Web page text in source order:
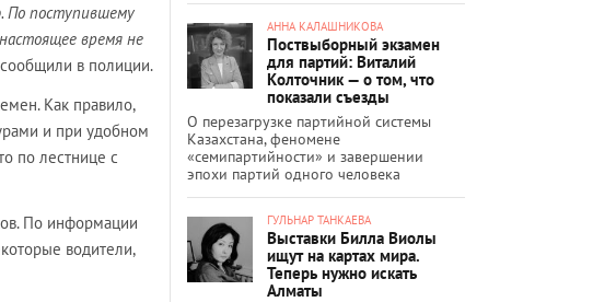
По поступившему
время не
в полиции.
Как правило,
и при удобном
по лестнице с
По информации
водители,
АННА КАЛАШНИКОВА
Поствыборный экзамен
для партий: Виталий
Колточник — о том, что
показали съезды
О перезагрузке партийной системы
Казахстана, феномене
«семипартийности» и завершении
эпохи партий одного человека
ГУЛЬНАР ТАНКАЕВА
Выставки Билла Виолы
ищут на картах мира.
Теперь нужно искать
Алматы